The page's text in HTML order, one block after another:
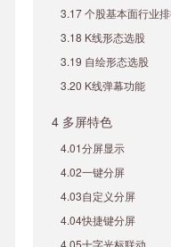
3.17 个股基本面行业
3.18 K线形态选股
3.19 自绘形态选股
3.20 K线弹幕功能
4 多屏特色
4.01分屏显示
4.02一键分屏
4.03自定义分屏
4.04快捷键分屏
4.05十字光标联动